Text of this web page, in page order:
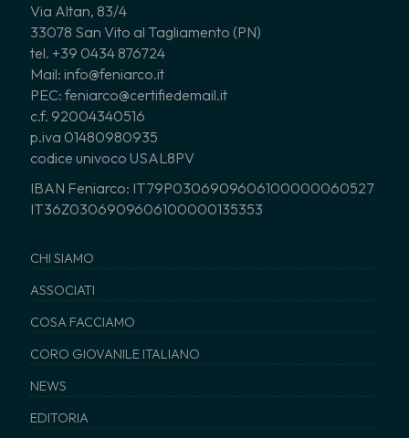
Via Altan, 83/4
33078 San Vito al Tagliamento (PN)
tel. +39 0434 876724
Mail: info@feniarco.it
PEC: feniarco@certifiedemail.it
c.f. 92004340516
p.iva 01480980935
codice univoco USAL8PV
IBAN Feniarco: IT79P0306909606100000060527
IT36Z0306909606100000135353
CHI SIAMO
ASSOCIATI
COSA FACCIAMO
CORO GIOVANILE ITALIANO
NEWS
EDITORIA